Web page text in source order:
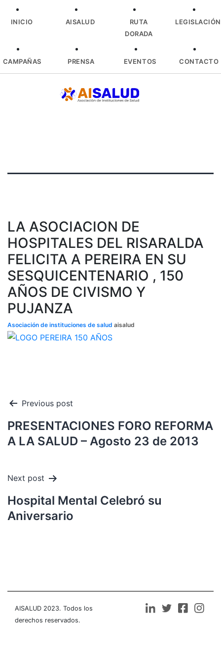
INICIO AISALUD
RUTA
DORADA
LEGISLACIÓN
CAMPAÑAS PRENSA EVENTOS CONTACTO
LA ASOCIACION DE
HOSPITALES DEL RISARALDA
FELICITA A PEREIRA EN SU
SESQUICENTENARIO , 150
AÑOS DE CIVISMO Y
PUJANZA
Asociación de instituciones de salud aisalud
Navegación
de
entradas
Previous post
PRESENTACIONES FORO REFORMA
A LA SALUD – Agosto 23 de 2013
Next post
Hospital Mental Celebró su
Aniversario
AISALUD 2023. Todos los
derechos reservados.